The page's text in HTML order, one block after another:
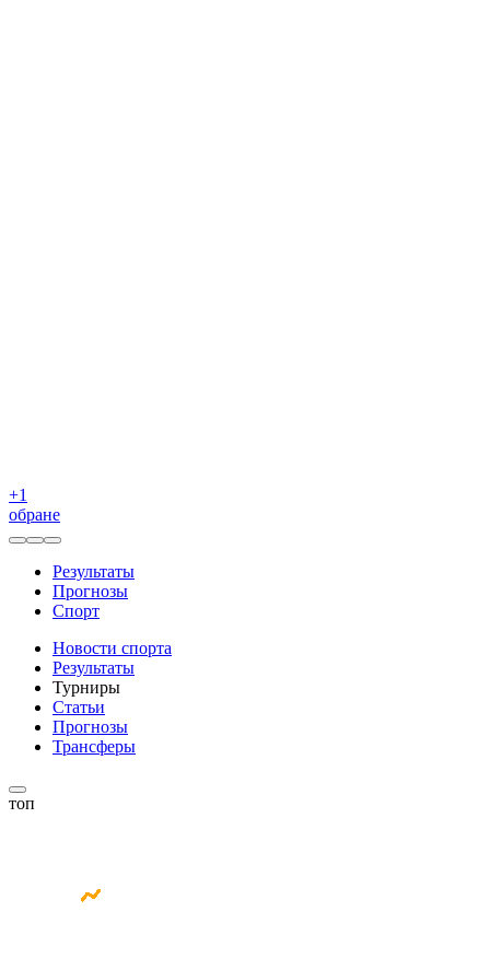
+1
обране
Результаты
Прогнозы
Спорт
Новости спорта
Результаты
Турниры
Статьи
Прогнозы
Трансферы
топ